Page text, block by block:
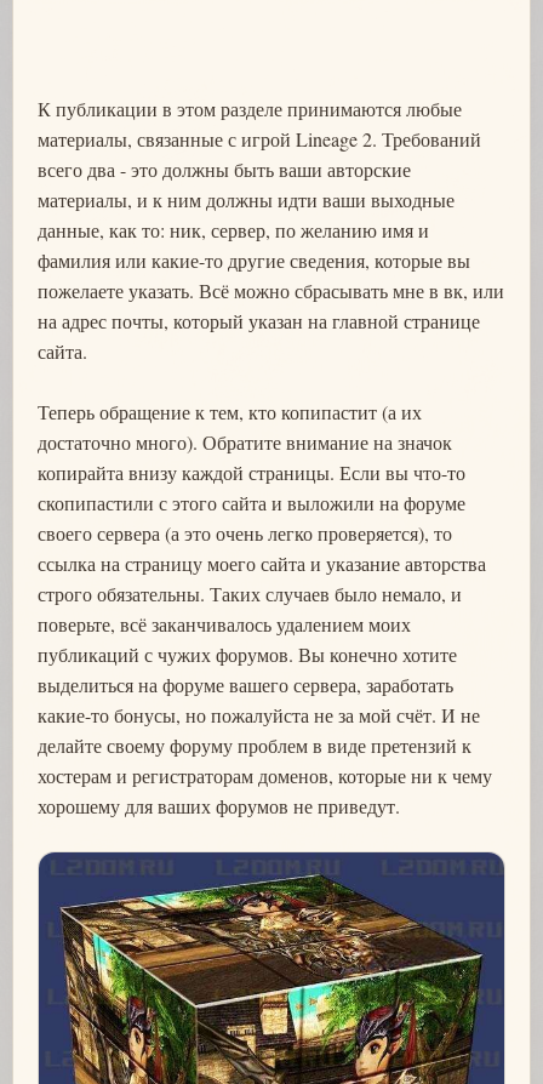
К публикации в этом разделе принимаются любые
материалы, связанные с игрой Lineage 2. Требований
всего два - это должны быть ваши авторские
материалы, и к ним должны идти ваши выходные
данные, как то: ник, сервер, по желанию имя и
фамилия или какие-то другие сведения, которые вы
пожелаете указать. Всё можно сбрасывать мне в вк, или
на адрес почты, который указан на главной странице
сайта.
Теперь обращение к тем, кто копипастит (а их
достаточно много). Обратите внимание на значок
копирайта внизу каждой страницы. Если вы что-то
скопипастили с этого сайта и выложили на форуме
своего сервера (а это очень легко проверяется), то
ссылка на страницу моего сайта и указание авторства
строго обязательны. Таких случаев было немало, и
поверьте, всё заканчивалось удалением моих
публикаций с чужих форумов. Вы конечно хотите
выделиться на форуме вашего сервера, заработать
какие-то бонусы, но пожалуйста не за мой счёт. И не
делайте своему форуму проблем в виде претензий к
хостерам и регистраторам доменов, которые ни к чему
хорошему для ваших форумов не приведут.